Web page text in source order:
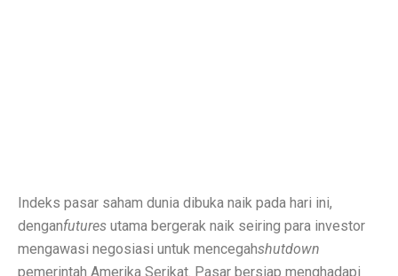
5 Ciri Interior Rumah Scandinavian yang Sederhana
Tugas dan Wewenang OJK, Regulator dari Krisis
Indeks pasar saham dunia dibuka naik pada hari ini,
denganfutures utama bergerak naik seiring para investor
mengawasi negosiasi untuk mencegahshutdown
pemerintah Amerika Serikat. Pasar bersiap menghadapi